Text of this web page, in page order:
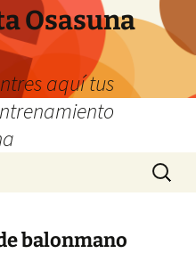
Osasuna
aquí tus
Buscar:
balonmano